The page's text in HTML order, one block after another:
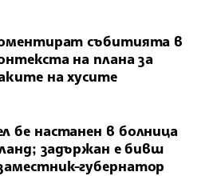
събитията в
на плана за
на хусите
бе настанен в болница
задържан е бивш
губернатор